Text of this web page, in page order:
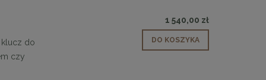
klucz do
czy
1 540,00 zł
DO KOSZYKA